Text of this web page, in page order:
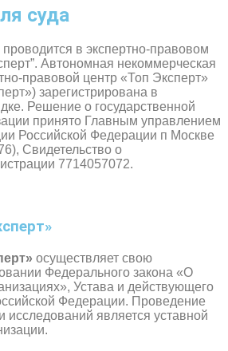
суда
в экспертно-правовом
Автономная некоммерческая
правовой центр «Топ Эксперт»
зарегистрирована в
Решение о государственной
принято Главным управлением
Российской Федерации п Москве
Свидетельство о
7714057072.
осуществляет свою
Федерального закона «О
Устава и действующего
Федерации. Проведение
исследований является уставной